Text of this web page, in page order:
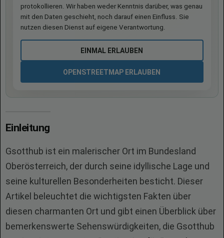
protokollieren. Wir haben weder Kenntnis darüber, was genau
mit den Daten geschieht, noch darauf einen Einfluss. Sie
nutzen diesen Dienst auf eigene Verantwortung.
EINMAL ERLAUBEN
OPENSTREETMAP ERLAUBEN
Einleitung
Gsotthub ist ein malerischer Ort im Bundesland
Oberösterreich, der durch seine idyllische Lage und
seine kulturellen Besonderheiten besticht. Dieser
Artikel beleuchtet die wichtigsten Fakten über
diesen charmanten Ort und gibt einen Überblick über
bemerkenswerte Sehenswürdigkeiten, die Gsotthub